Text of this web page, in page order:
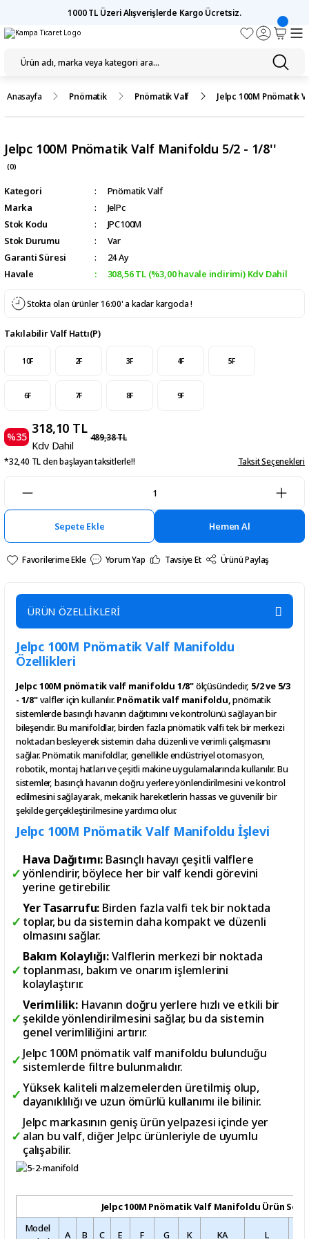
1000 TL Üzeri Alışverişlerde Kargo Ücretsiz.
Anasayfa Pnömatik Pnömatik Valf Jelpc 100M Pnömatik
Jelpc 100M Pnömatik Valf Manifoldu 5/2 - 1/8''
(0)
Kategori
Pnömatik Valf
Marka
JelPc
Stok Kodu
JPC100M
Stok Durumu
Var
Garanti Süresi
24 Ay
Havale
308,56 TL (%3,00 havale indirimi) Kdv Dahil
Stokta olan ürünler 16:00' a kadar kargoda !
Takılabilir Valf Hattı(P)
10F 2F 3F 4F 5F
6F 7F 8F 9F
%35
318,10 TL
Kdv Dahil
489,38 TL
*32,40 TL den başlayan taksitlerle!! Taksit Seçenekleri
Sepete Ekle Hemen Al
Yorum Yap Tavsiye Et Ürünü Paylaş
ÜRÜN ÖZELLİKLERİ
Jelpc 100M Pnömatik Valf Manifoldu
Özellikleri
Jelpc 100M pnömatik valf manifoldu 1/8"ölçüsündedir, 5/2 ve 5/3
- 1/8"valfler için kullanılır. Pnömatik valf manifoldu,pnömatik
sistemlerde basınçlı havanın dağıtımını ve kontrolünü sağlayan bir
bileşendir. Bu manifoldlar, birden fazla pnömatik valfi tek bir merkezi
noktadan besleyerek sistemin daha düzenli ve verimli çalışmasını
sağlar. Pnömatik manifoldlar, genellikle endüstriyel otomasyon,
robotik, montaj hatları ve çeşitli makine uygulamalarında kullanılır. Bu
sistemler, basınçlı havanın doğru yerlere yönlendirilmesini ve kontrol
edilmesini sağlayarak, mekanik hareketlerin hassas ve güvenilir bir
şekilde gerçekleştirilmesine yardımcı olur.
Jelpc 100M Pnömatik Valf Manifoldu İşlevi
Hava Dağıtımı: Basınçlı havayı çeşitli valflere
yönlendirir, böylece her bir valf kendi görevini
yerine getirebilir.
Yer Tasarrufu: Birden fazla valfi tek bir noktada
toplar, bu da sistemin daha kompakt ve düzenli
olmasını sağlar.
Bakım Kolaylığı:Valflerin merkezi bir noktada
toplanması, bakım ve onarım işlemlerini
kolaylaştırır.
Verimlilik: Havanın doğru yerlere hızlı ve etkili bir
şekilde yönlendirilmesini sağlar, bu da sistemin
genel verimliliğini artırır.
Jelpc 100M pnömatik valf manifoldu bulunduğu
sistemlerde filtre bulunmalıdır.
Yüksek kaliteli malzemelerden üretilmiş olup,
dayanıklılığı ve uzun ömürlü kullanımı ile bilinir.
Jelpc markasının geniş ürün yelpazesi içinde yer
alan bu valf, diğer Jelpc ürünleriyle de uyumlu
çalışabilir.
Jelpc 100M Pnömatik Valf Manifoldu Ürün
Model
A B C E F G K KA L